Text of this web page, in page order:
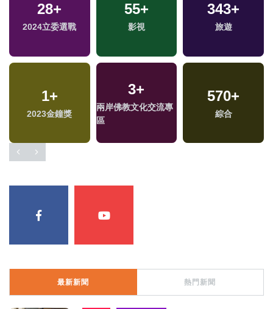
28+
2024立委選戰
55+
影視
343+
旅遊
1+
2023金鐘獎
3+
兩岸佛教文化交流專
區
570+
綜合
最新新聞 熱門新聞